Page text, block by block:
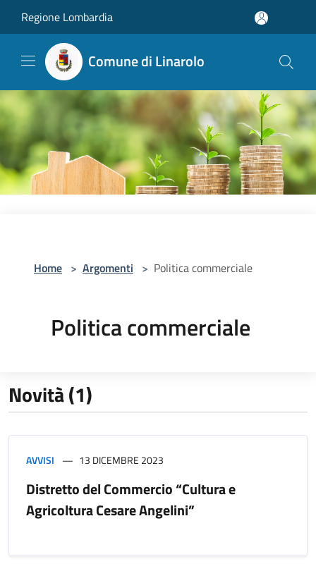
Regione Lombardia
Comune di Linarolo
Home > Argomenti > Politica commerciale
Politica commerciale
Novità (1)
AVVISI 13 DICEMBRE 2023
Distretto del Commercio “Cultura e
Agricoltura Cesare Angelini”